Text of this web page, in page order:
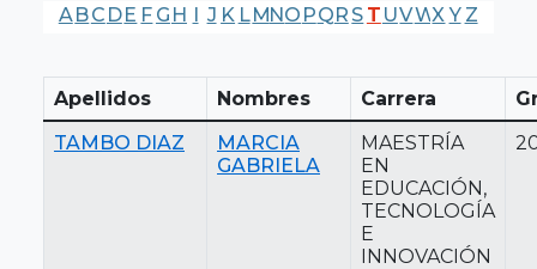
A BC DE F G H I J K LMNO PQR S T UVWX Y Z
Apellidos Nombres Carrera
TAMBO DIAZ
MARCIA
GABRIELA
MAESTRÍA
EN
EDUCACIÓN,
TECNOLOGÍA
E
INNOVACIÓN